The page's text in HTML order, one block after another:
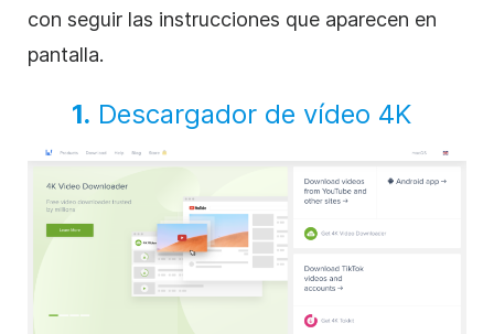
con seguir las instrucciones que aparecen en
pantalla.
1. Descargador de vídeo 4K